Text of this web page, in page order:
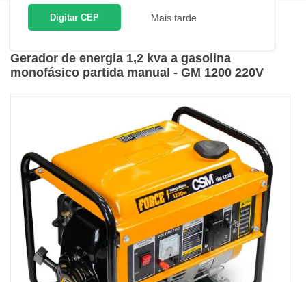
Digitar CEP Mais tarde
Construção Civil Geradores de Energia
Gerador de energia 1,2 kva a gasolina
monofásico partida manual - GM 1200 220V